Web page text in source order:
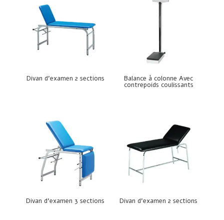
Divan d’examen 2 sections Balance à colonne Avec
contrepoids coulissants
Divan d’examen 3 sections Divan d’examen 2 sections